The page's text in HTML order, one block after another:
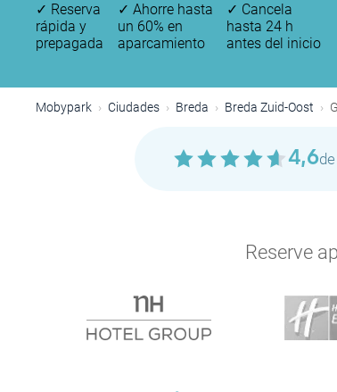
✓ Reserva
rápida y
prepagada
✓ Ahorre hasta
un 60% en
aparcamiento
✓ Cancela
hasta 24 h
antes del inicio
Mobypark Ciudades Breda Breda Zuid-Oost
4,6
Reserve